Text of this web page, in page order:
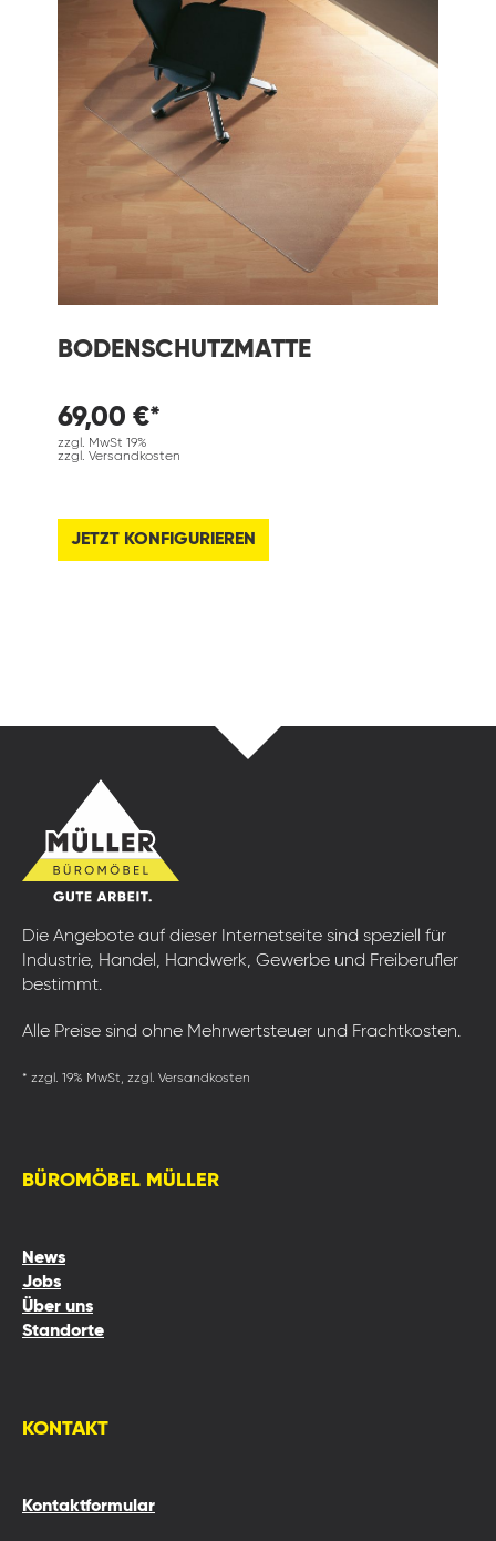
BODENSCHUTZMATTE
69,00 €*
zzgl. MwSt 19%
zzgl. Versandkosten
JETZT KONFIGURIEREN
Die Angebote auf dieser Internetseite sind speziell für
Industrie, Handel, Handwerk, Gewerbe und Freiberufler
bestimmt.
Alle Preise sind ohne Mehrwertsteuer und Frachtkosten.
* zzgl. 19% MwSt, zzgl. Versandkosten
BÜROMÖBEL MÜLLER
News
Jobs
Über uns
Standorte
KONTAKT
Kontaktformular